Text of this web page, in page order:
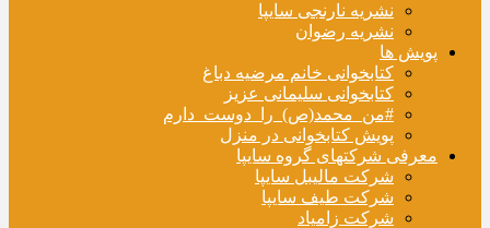
نشریه نارنجی سایپا
نشریه رضوان
پویش ها
کتابخوانی خانم مرضیه دباغ
کتابخوانی سلیمانی عزیز
#من_محمد(ص)_را_دوست_دارم
پویش کتابخوانی در منزل
معرفی شرکتهای گروه سایپا
شرکت مالیبل سایپا
شرکت طیف سایپا
شرکت زامیاد